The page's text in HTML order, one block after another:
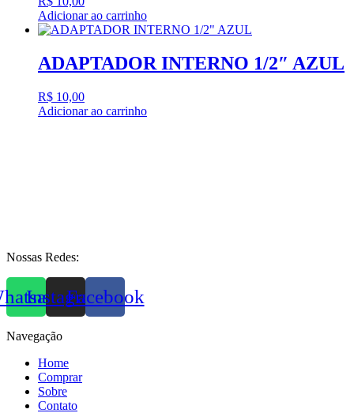
Adicionar ao carrinho
ADAPTADOR INTERNO 1/2″ AZUL
R$ 10,00
Adicionar ao carrinho
Nossas Redes:
InstagramFacebook
Navegação
Home
Comprar
Sobre
Contato